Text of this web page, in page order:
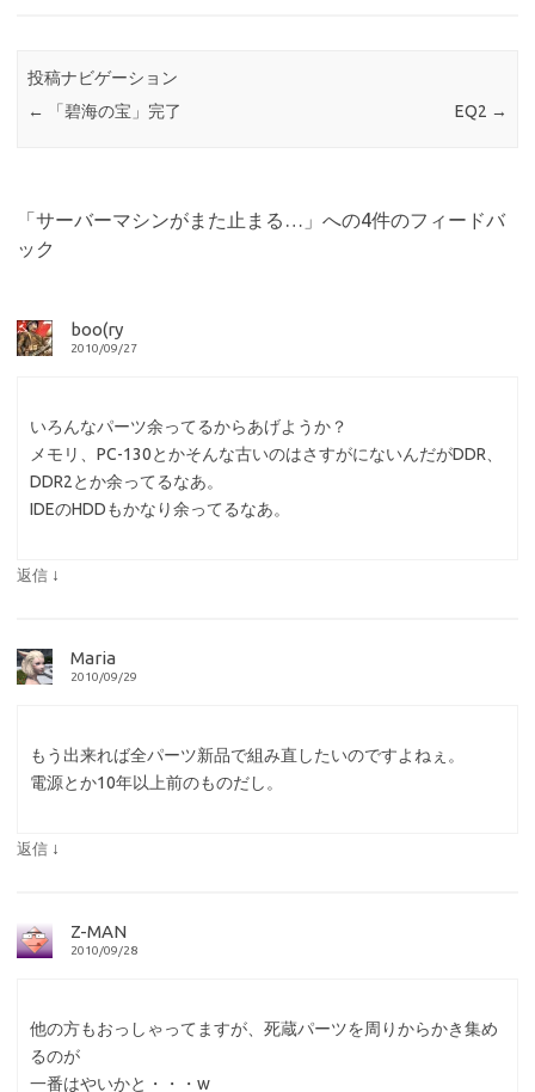
投稿ナビゲーション
←
「碧海の宝」完了 EQ2 →
「サーバーマシンがまた止まる… 」への4件のフィードバ
ック
boo(ry
2010/09/27
いろんなパーツ余ってるからあげようか？
メモリ、PC-130とかそんな古いのはさすがにないんだがDDR、
DDR2とか余ってるなあ。
IDEのHDDもかなり余ってるなあ。
返信 ↓
Maria
2010/09/29
もう出来れば全パーツ新品で組み直したいのですよねぇ。
電源とか10年以上前のものだし。
返信 ↓
Z-MAN
2010/09/28
他の方もおっしゃってますが、死蔵パーツを周りからかき集め
るのが
一番はやいかと・・・w